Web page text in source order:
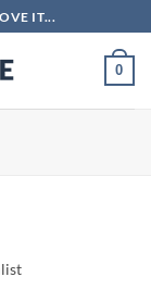
IT...
0